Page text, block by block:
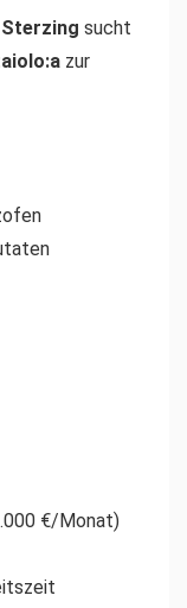
sucht
zur
€/Monat)